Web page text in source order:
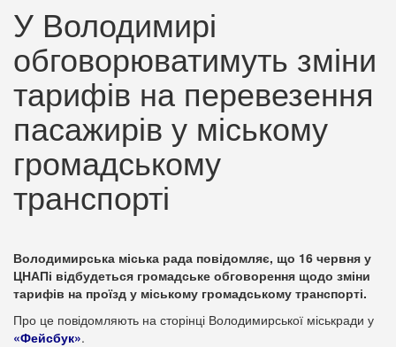
У Володимирі
обговорюватимуть зміни
тарифів на перевезення
пасажирів у міському
громадському
транспорті
Володимирська міська рада повідомляє, що 16 червня у
ЦНАПі відбудеться громадське обговорення щодо зміни
тарифів на проїзд у міському громадському транспорті.
Про це повідомляють на сторінці Володимирської міськради у
«Фейсбук».